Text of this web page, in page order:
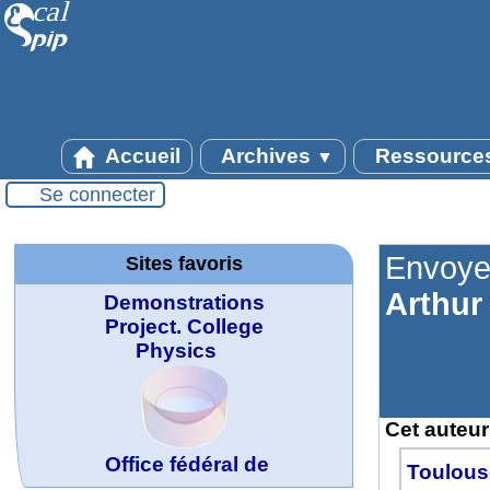
Accueil Archives ▼
Se connecter
Arthur
Cet
Sites favoris
Wolfram
Demonstrations
Project. College
Physics
Office fédéral de
la statistique